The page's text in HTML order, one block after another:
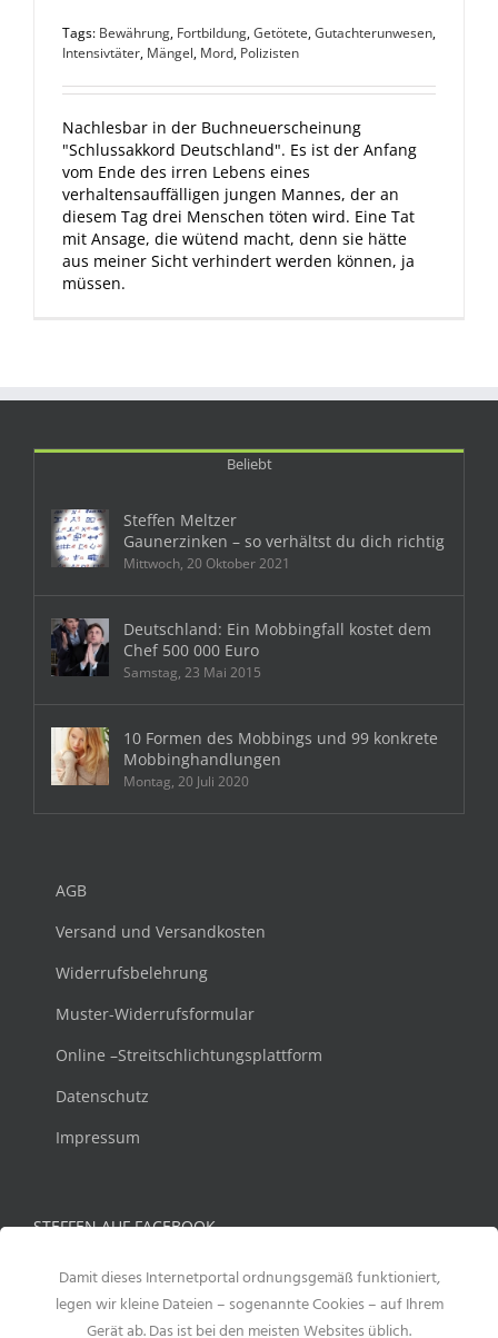
Tags: Bewährung, Fortbildung,Getötete,Gutachterunwesen,
Intensivtäter, Mängel, Mord, Polizisten
Nachlesbar in der Buchneuerscheinung
"Schlussakkord Deutschland". Es ist der Anfang
vom Ende des irren Lebens eines
verhaltensauffälligen jungen Mannes, der an
diesem Tag drei Menschen töten wird. Eine Tat
mit Ansage, die wütend macht, denn sie hätte
aus meiner Sicht verhindert werden können, ja
müssen.
Beliebt
Steffen Meltzer
Gaunerzinken – so verhältst du dich richtig
Mittwoch, 20 Oktober 2021
Deutschland: Ein Mobbingfall kostet dem
Chef 500 000 Euro
Samstag, 23 Mai 2015
10 Formen des Mobbings und 99 konkrete
Mobbinghandlungen
Montag, 20 Juli 2020
AGB
Versand und Versandkosten
Widerrufsbelehrung
Muster-Widerrufsformular
Online –Streitschlichtungsplattform
Datenschutz
Impressum
STEFFEN AUF FACEBOOK
Damit dieses Internetportal ordnungsgemäß funktioniert,
legen wir kleine Dateien – sogenannte Cookies – auf Ihrem
Gerät ab. Das ist bei den meisten Websites üblich.